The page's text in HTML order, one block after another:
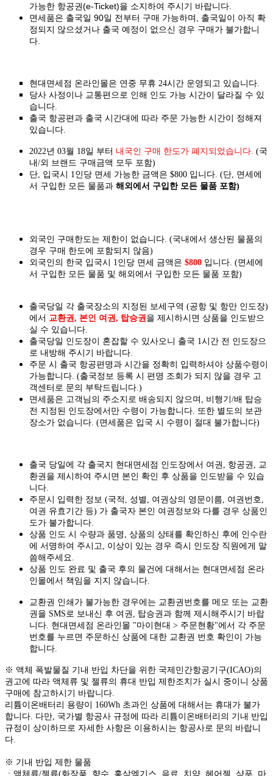
가능한 항공권(e-Ticket)을 소지하여 주시기 바랍니다.
면세품은 출국일 90일 전부터 구매 가능하며, 출국일이 아직 확
정되지 않으셨거나 출국 예정이 없으신 경우 구매가 불가합니
다.
현대면세점 온라인몰은 연중 무휴 24시간 운영되고 있습니다.
당사 사정이나 교통편으로 인해 인도 가능 시간이 달라질 수 있
습니다.
출국 항공편과 출국 시간대에 따라 주문 가능한 시간이 정해져
있습니다.
2022년 03월 18일 부터 내국인 구매 한도가 폐지되었습니다. (국
내/외 브랜드 구매금액 모두 포함)
단, 입국시 1인당 면세 가능한 금액은 $800 입니다. (단, 면세에
서 구입한 모든 물품과 해외에서 구입한 모든 물품 포함)
외국인 구매한도는 제한이 없습니다. (국내에서 생산된 물품의
경우 구매 한도에 포함되지 않음)
외국인의 한국 입국시 1인당 면세 금액은 $800 입니다. (면세에
서 구입한 모든 물품 및 해외에서 구입한 모든 물품 포함)
출국당일 각 출국장소의 지정된 보세구역 (공항 및 항만 인도장)
에서 교환권, 본인 여권, 탑승권 을 제시하시면 상품을 인도 받으
실 수 있습니다.
출국당일 인도장이 혼잡할 수 있사오니 출국 1시간 전 인도장으
로 내방해 주시기 바랍니다.
주문 시 출국 항공편명과 시간을 정확히 입력하셔야 상품수령이
가능합니다. (출국정보 등록 시 편명 조회가 되지 않을 경우 고
객센터로 문의 부탁드립니다.)
면세품은 고객님의 주소지로 배송되지 않으며, 비행기/배 탑승
전 지정된 인도장에서만 수령이 가능합니다. 또한 별도의 보관
장소가 없습니다. (면세품은 입국 시 수령이 절대 불가합니다)
출국 당일에 각 출국지 현대면세점 인도장에서 여권, 항공권, 교
환권을 제시하여 주시면 본인 확인 후 상품을 인도받을 수 있습
니다.
주문시 입력한 정보 (국적, 성별, 여권상의 영문이름, 여권번호,
여권 유효기간 등) 가 출국자 본인 여권정보와 다를 경우 상품인
도가 불가합니다.
상품 인도 시 수량과 품명, 상품의 상태를 확인하신 후에 인수란
에 서명하여 주시고, 이상이 있는 경우 즉시 인도장 직원에게 말
씀해주세요.
상품 인도 완료 및 출국 후의 물건에 대해서는 현대면세점 온라
인몰에서 책임을 지지 않습니다.
교환권 인쇄가 불가능한 경우에는 교환권번호를 메모 또는 교환
권을 SMS로 보내신 후 여권, 탑승권과 함께 제시해주시기 바랍
니다. 현대면세점 온라인몰 "마이현대 > 주문현황"에서 각 주문
번호를 누르면 주문하신 상품에 대한 교환권 번호 확인이 가능
합니다.
※ 액체 폭발물질 기내 반입 차단을 위한 국제민간항공기구(ICAO)의
권고에 따라 액체류 및 젤류의 휴대 반입 제한조치가 실시 중이니 상품
구매에 참고하시기 바랍니다.
리튬이온배터리 용량이 160Wh 초과인 상품에 대해서는 휴대가 불가
합니다. 다만, 국가별 항공사 규정에 따라 리튬이온배터리의 기내 반입
규정이 상이하므로 자세한 사항은 이용하시는 항공사로 문의 바랍니
다.
※ 기내 반입 제한 물품
ㆍ액체류/젤류(화장품, 향수, 홍삼엑기스, 음료, 치약, 헤어젤, 샴푸, 마